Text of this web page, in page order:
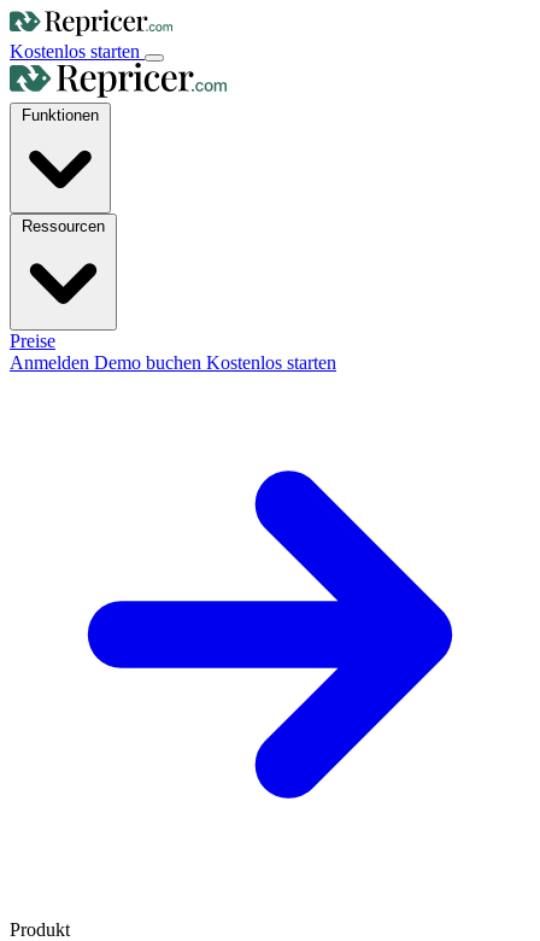
Kostenlos starten
Preise
Anmelden Demo buchen Kostenlos starten
Produkt